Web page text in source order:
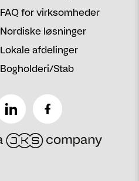
FAQ for virksomheder
Nordiske løsninger
Lokale afdelinger
Bogholderi/Stab